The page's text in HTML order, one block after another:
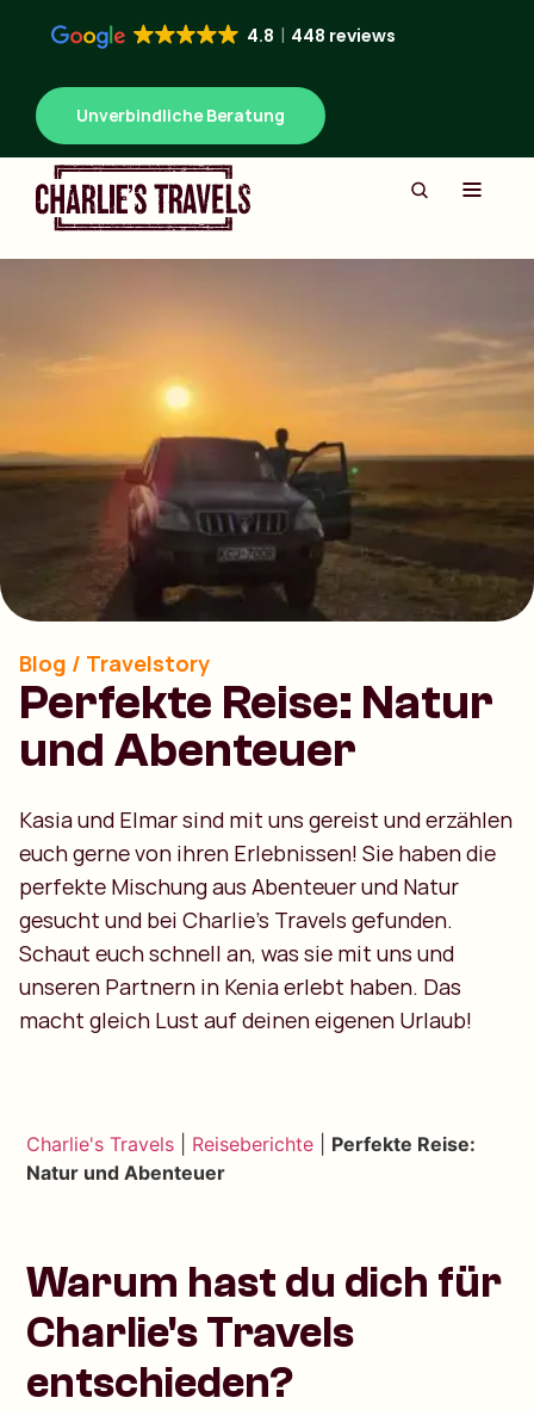
4.8 448 reviews
Unverbindliche Beratung
Blog / Travelstory
Perfekte Reise: Natur
und Abenteuer
Kasia und Elmar sind mit uns gereist und erzählen
euch gerne von ihren Erlebnissen! Sie haben die
perfekte Mischung aus Abenteuer und Natur
gesucht und bei Charlie's Travels gefunden.
Schaut euch schnell an, was sie mit uns und
unseren Partnern in Kenia erlebt haben. Das
macht gleich Lust auf deinen eigenen Urlaub!
Charlie's Travels Reiseberichte
Perfekte Reise:
Natur und Abenteuer
Warum hast du dich für
Charlie's Travels
entschieden?